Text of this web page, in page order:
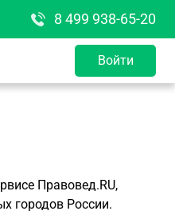
8 499 938-65-20
Войти
Правовед.RU,
городов России.